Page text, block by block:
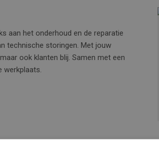
aan het onderhoud en de reparatie
technische storingen. Met jouw
ook klanten blij. Samen met een
werkplaats.